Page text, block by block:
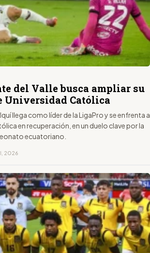
del Valle busca ampliar su
Universidad Católica
llega como líder de la LigaPro y se enfrenta a
en recuperación, en un duelo clave por la
ecuatoriano.
2026